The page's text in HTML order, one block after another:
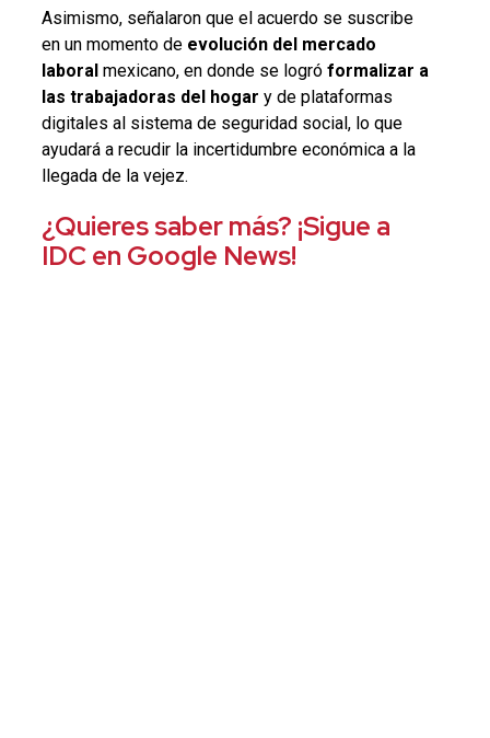
Asimismo, señalaron que el acuerdo se suscribe
en un momento de evolución del mercado
laboralmexicano, en donde se logró formalizar a
las trabajadoras del hogar y de plataformas
digitales al sistema de seguridad social, lo que
ayudará a recudir la incertidumbre económica a la
llegada de la vejez.
¿Quieres saber más? ¡Sigue a
IDC en Google News!